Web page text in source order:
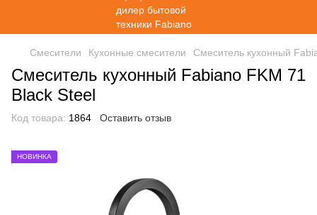
Смесители Кухонные смесители Смеситель кухонный
Смеситель кухонный Fabiano FKM 71
Black Steel
Код товара: 1864 Оставить отзыв
НОВИНКА